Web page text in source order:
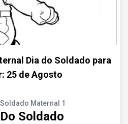
Dia do Soldado para
25 de Agosto
Maternal 1
Soldado